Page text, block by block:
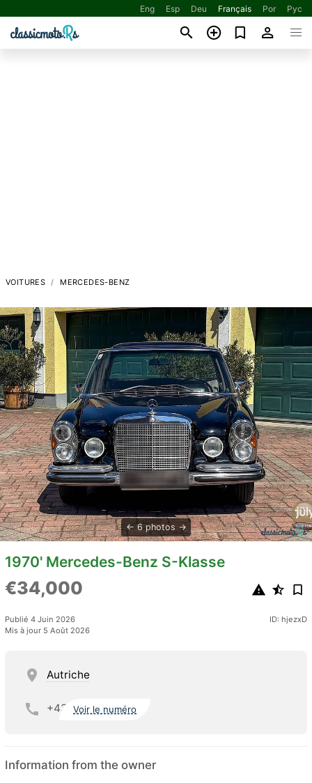
Eng Esp Deu Français Por Рус
VOITURES MERCEDES-BENZ
6 photos
1970' Mercedes-Benz S-Klasse
€34,000
Publié 4 Juin 2026
Mis à jour 5 Août 2026
ID: hjezxD
Autriche
+43 Voir le numéro
Information from the owner